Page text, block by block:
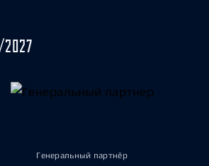
Генеральный партнёр